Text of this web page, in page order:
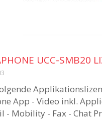
UCC-SMB20
App - Video inkl.
- Mobility - Fax - Chat